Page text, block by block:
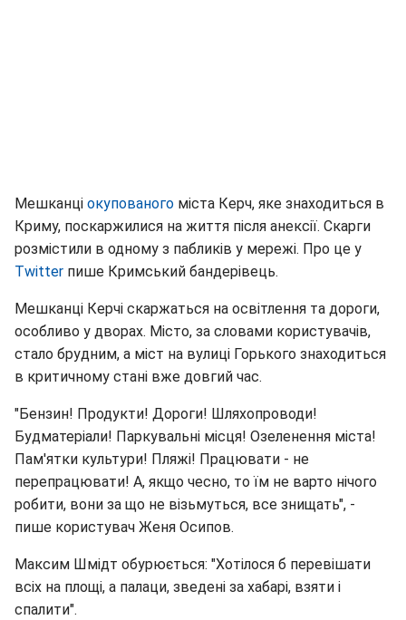
Мешканці окупованого міста Керч, яке знаходиться в
Криму, поскаржилися на життя після анексії. Скарги
розмістили в одному з пабликів у мережі. Про це у
Twitter пише Кримський бандерівець.
Мешканці Керчі скаржаться на освітлення та дороги,
особливо у дворах. Місто, за словами користувачів,
стало брудним, а міст на вулиці Горького знаходиться
в критичному стані вже довгий час.
"Бензин! Продукти! Дороги! Шляхопроводи!
Будматеріали! Паркувальні місця! Озеленення міста!
Пам'ятки культури! Пляжі! Працювати - не
перепрацювати! А, якщо чесно, то їм не варто нічого
робити, вони за що не візьмуться, все знищать", -
пише користувач Женя Осипов.
Максим Шмідт обурюється: "Хотілося б перевішати
всіх на площі, а палаци, зведені за хабарі, взяти і
спалити".